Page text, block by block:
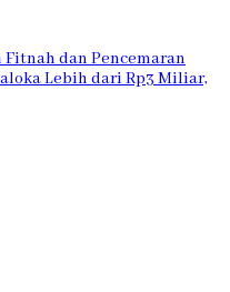
dan Pencemaran
Lebih dari Rp3 Miliar,